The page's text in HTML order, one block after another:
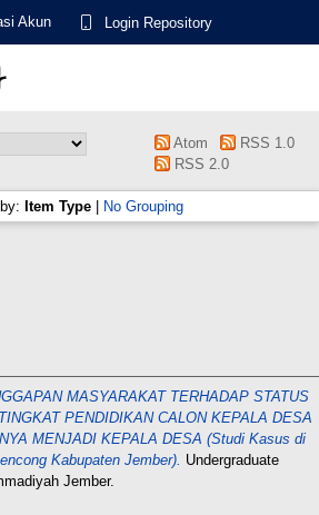
Akun Login Repository
Atom
RSS 1.0
RSS 2.0
Item Type No Grouping
MASYARAKAT TERHADAP STATUS
PENDIDIKAN CALON KEPALA DESA
MENJADI KEPALA DESA (Studi Kasus di
Kabupaten Jember). Undergraduate
Jember.